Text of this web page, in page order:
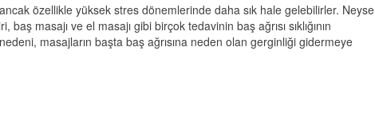
özellikle yüksek stres dönemlerinde daha sık hale gelebilirler. Neyse
masajı ve el masajı gibi birçok tedavinin baş ağrısı sıklığının
masajların başta baş ağrısına neden olan gerginliği gidermeye